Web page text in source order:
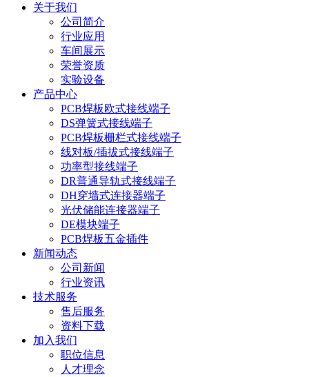
关于我们
公司简介
行业应用
车间展示
荣誉资质
实验设备
产品中心
PCB焊板欧式接线端子
DS弹簧式接线端子
PCB焊板栅栏式接线端子
线对板/插拔式接线端子
功率型接线端子
DR普通导轨式接线端子
DH穿墙式连接器端子
光伏储能连接器端子
DE模块端子
PCB焊板五金插件
新闻动态
公司新闻
行业资讯
技术服务
售后服务
资料下载
加入我们
职位信息
人才理念